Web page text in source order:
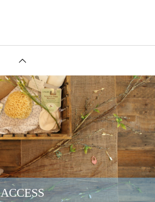
ACCESS